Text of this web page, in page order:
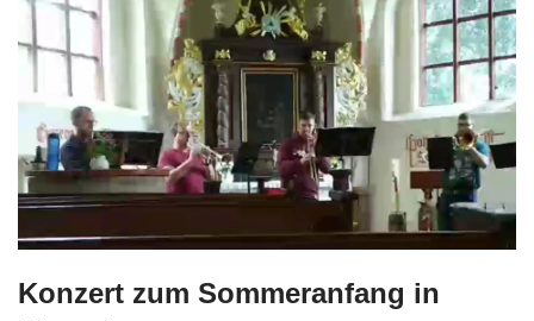
Konzert zum Sommeranfang in